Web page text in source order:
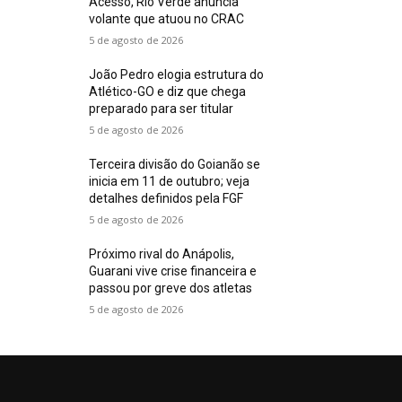
volante que atuou no CRAC
5 de agosto de 2026
João Pedro elogia estrutura do
Atlético-GO e diz que chega
preparado para ser titular
5 de agosto de 2026
Terceira divisão do Goianão se
inicia em 11 de outubro; veja
detalhes definidos pela FGF
5 de agosto de 2026
Próximo rival do Anápolis,
Guarani vive crise financeira e
passou por greve dos atletas
5 de agosto de 2026